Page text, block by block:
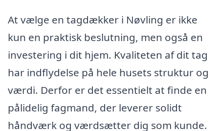
At vælge en tagdækker i Nøvling er ikke
kun en praktisk beslutning, men også en
investering i dit hjem. Kvaliteten af dit tag
har indflydelse på hele husets struktur og
værdi. Derfor er det essentielt at finde en
pålidelig fagmand, der leverer solidt
håndværk og værdsætter dig som kunde.